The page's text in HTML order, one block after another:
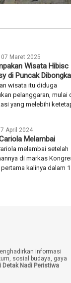
Maret 2025
Wisata Hibisc
di Puncak
wisata itu diduga
pelanggaran, mulai
yang melebihi
April 2024
Melambai
melambai setelah
di markas
kalinya dalam
informasi
sosial budaya, gaya
Detak Nadi Peristiwa